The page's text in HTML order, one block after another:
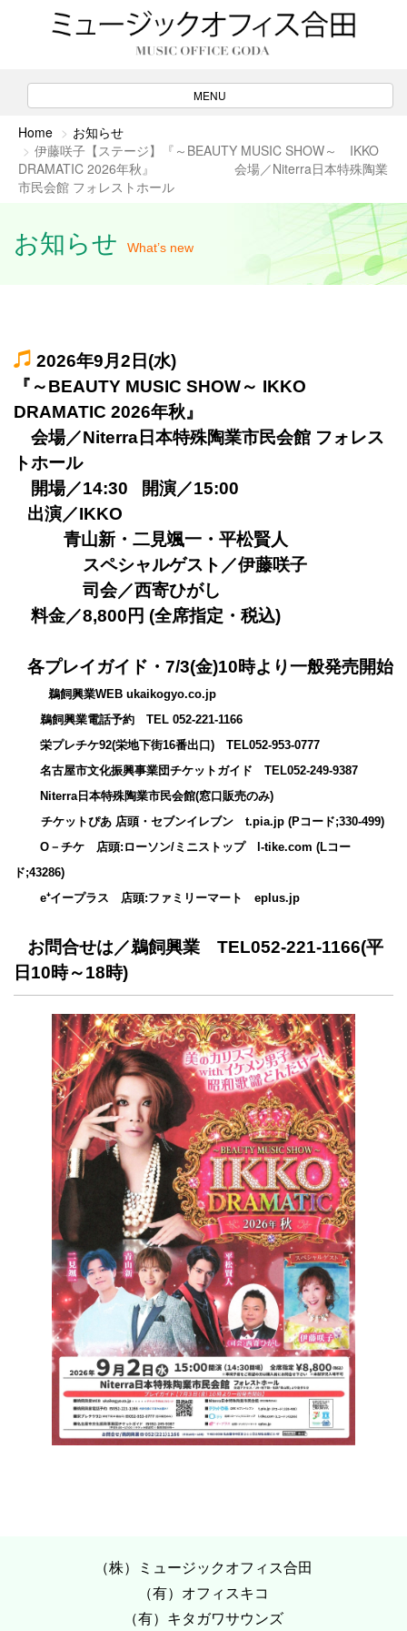
ナ
ビ
シ
MENU
Home
お知らせ
伊藤咲子【ステージ】『～BEAUTY MUSIC SHOW～ IKKO
DRAMATIC 2026年秋』 会場／Niterra日本特殊陶業
市民会館 フォレストホール
お知らせ What’s new
2026年9月2日(水)
『～BEAUTY MUSIC SHOW～ IKKO
DRAMATIC 2026年秋』
会場／Niterra日本特殊陶業市民会館 フォレス
トホール
開場／14:30 開演／15:00
出演／IKKO
青山新・二見颯一・平松賢人
スペシャルゲスト／伊藤咲子
司会／西寄ひがし
料金／8,800円 (全席指定・税込)
各プレイガイド・7/3(金)10時より一般発売開始
鵜飼興業WEB ukaikogyo.co.jp
鵜飼興業電話予約 TEL 052-221-1166
栄プレチケ92(栄地下街16番出口) TEL052-953-0777
名古屋市文化振興事業団チケットガイド TEL052-249-9387
Niterra日本特殊陶業市民会館(窓口販売のみ)
チケットぴあ 店頭・セブンイレブン t.pia.jp (Pコード;330-499)
O－チケ 店頭:ローソン/ミニストップ
l-tike.com (Lコー
ド;43286)
e⁺イープラス 店頭:ファミリーマート eplus.jp
お問合せは／鵜飼興業 TEL052-221-1166(平
日10時～18時)
（株）ミュージックオフィス合田
（有）オフィスキコ
（有）キタガワサウンズ